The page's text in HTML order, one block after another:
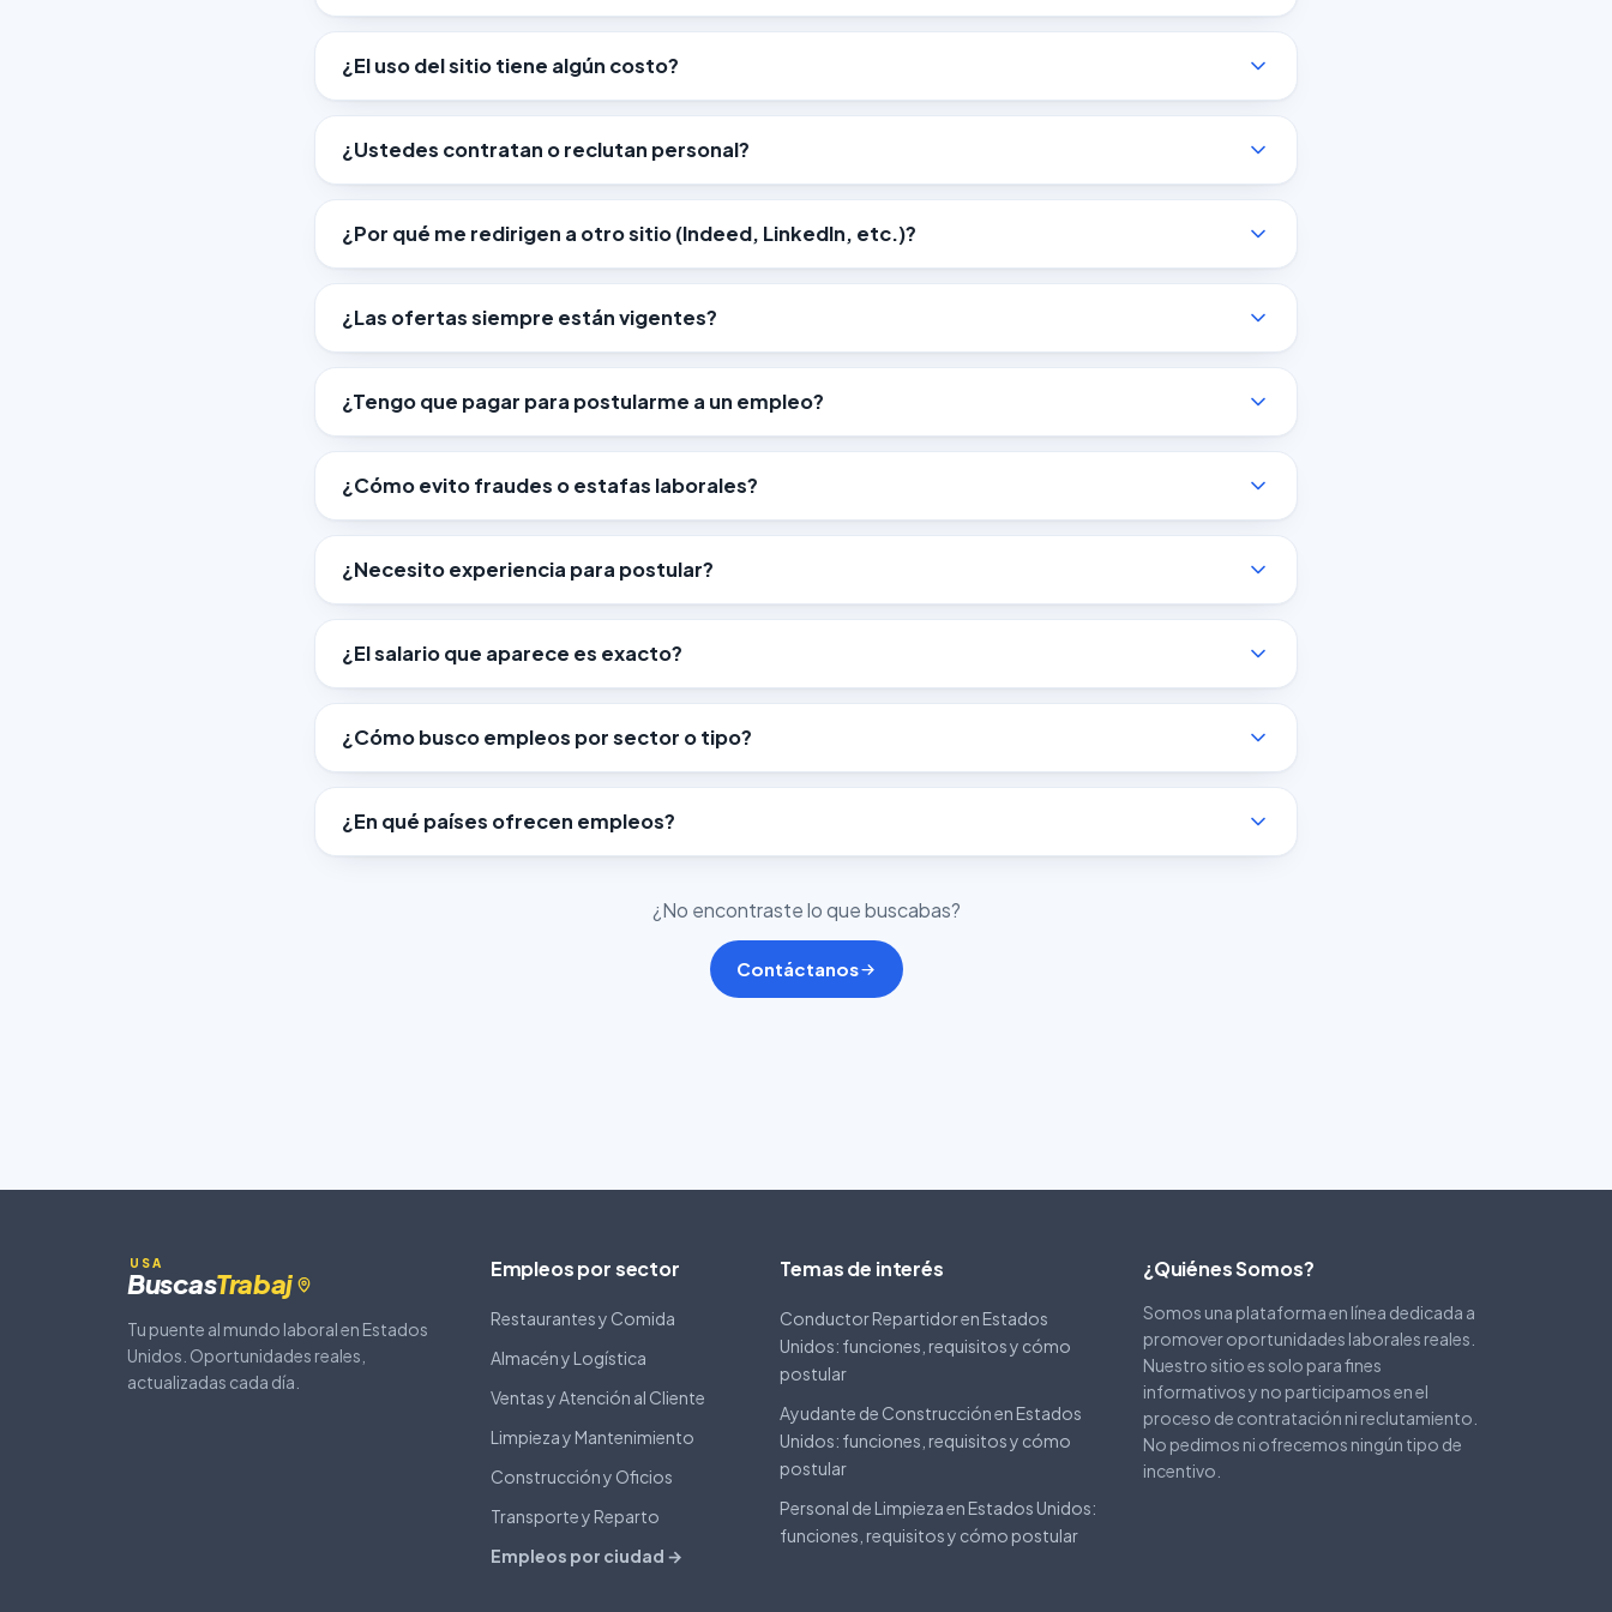
¿El uso del sitio tiene algún costo?
¿Ustedes contratan o reclutan personal?
¿Por qué me redirigen a otro sitio (Indeed, LinkedIn, etc.)?
¿Las ofertas siempre están vigentes?
¿Tengo que pagar para postularme a un empleo?
¿Cómo evito fraudes o estafas laborales?
¿Necesito experiencia para postular?
¿El salario que aparece es exacto?
¿Cómo busco empleos por sector o tipo?
¿En qué países ofrecen empleos?
¿No encontraste lo que buscabas?
Contáctanos
USA
BuscasTrabaj
Tu puente al mundo laboral en Estados
Unidos. Oportunidades reales,
actualizadas cada día.
Empleos por sector
Restaurantes y Comida
Almacén y Logística
Ventas y Atención al Cliente
Limpieza y Mantenimiento
Construcción y Oficios
Transporte y Reparto
Empleos por ciudad →
Temas de interés
Conductor Repartidor en Estados
Unidos: funciones, requisitos y cómo
postular
Ayudante de Construcción en Estados
Unidos: funciones, requisitos y cómo
postular
Personal de Limpieza en Estados Unidos:
funciones, requisitos y cómo postular
¿Quiénes Somos?
Somos una plataforma en línea dedicada a
promover oportunidades laborales reales.
Nuestro sitio es solo para fines
informativos y no participamos en el
proceso de contratación ni reclutamiento.
No pedimos ni ofrecemos ningún tipo de
incentivo.